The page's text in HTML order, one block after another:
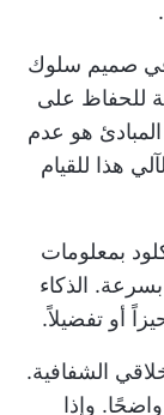
في صميم سلوك
للحفاظ على
المبادئ هو عدم
هذا للقيام
بمعلومات
الذكاء
أو تفضيلاً.
الشفافية.
وإذا